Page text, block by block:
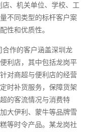
、机关单位、学校、工
不同类型的标杆客户案
性和优质性。
作的客户涵盖深圳龙
利店，其中包括龙岗平
对商超与便利店的经营
时补货服务，保障货架
的客流情况与消费特
大伊利、蒙牛等品牌雪
等时令产品。某龙岗社